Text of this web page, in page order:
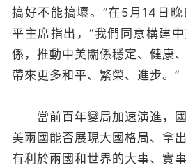
搞好不能搞壞。”在5月14日
平主席指出，“我們同意構建
係，推動中美關係穩定、健康
帶來更多和平、繁榮、進步。”
當前百年變局加速演進，國
美兩國能否展現大國格局、拿
有利於兩國和世界的大事、實